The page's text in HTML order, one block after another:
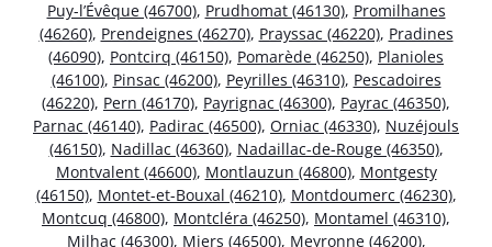
Puy-l’Évêque (46700), Prudhomat (46130), Promilhanes
(46260), Prendeignes (46270), Prayssac (46220), Pradines
(46090), Pontcirq (46150), Pomarède (46250), Planioles
(46100), Pinsac (46200), Peyrilles (46310), Pescadoires
(46220), Pern (46170), Payrignac (46300), Payrac (46350),
Parnac (46140), Padirac (46500), Orniac (46330), Nuzéjouls
(46150), Nadillac (46360), Nadaillac-de-Rouge (46350),
Montvalent (46600), Montlauzun (46800), Montgesty
(46150), Montet-et-Bouxal (46210), Montdoumerc (46230),
Montcuq (46800), Montcléra (46250), Montamel (46310),
Milhac (46300), Miers (46500), Meyronne (46200),